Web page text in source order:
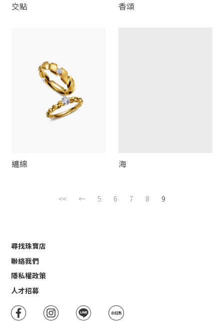
交點 香頌
纏綿 海
<< ← 5 6 7 8 9
尋找珠寶店
聯絡我們
隱私權政策
人才招募